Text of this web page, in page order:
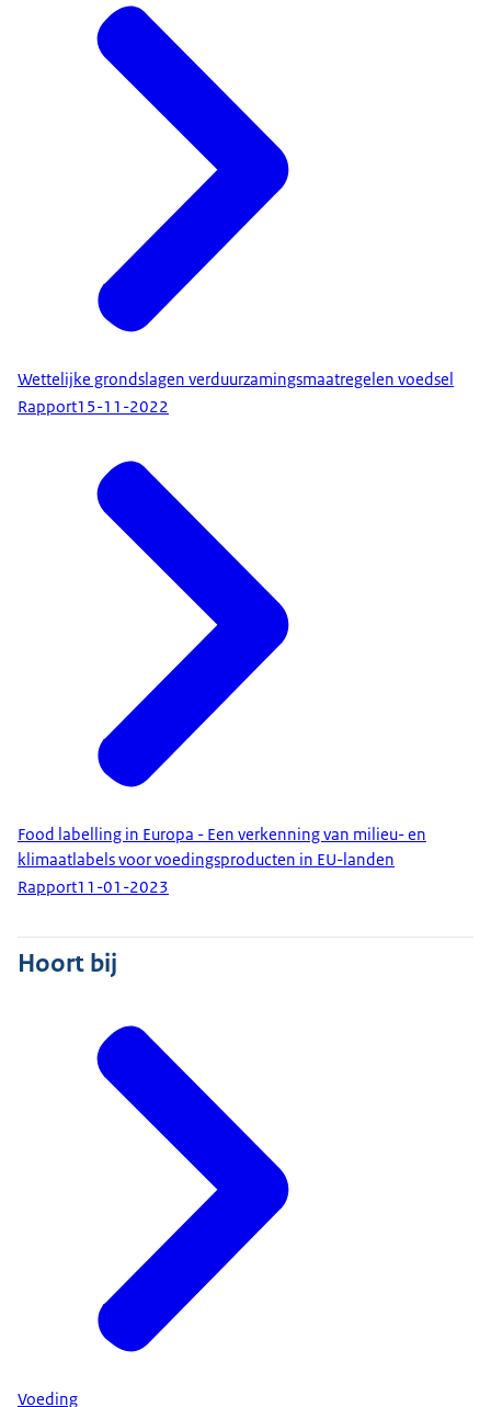
Wettelijke grondslagen verduurzamingsmaatregelen voedsel
Rapport15-11-2022
Food labelling in Europa - Een verkenning van milieu- en
klimaatlabels voor voedingsproducten in EU-landen
Rapport11-01-2023
Hoort bij
Voeding